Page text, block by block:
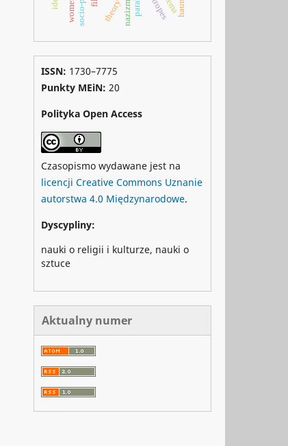
nazizm
ISSN: 1730–7775
Punkty MEiN: 20
Polityka Open Access
Czasopismo wydawane jest na
licencji Creative Commons Uznanie
autorstwa 4.0 Międzynarodowe.
Dyscypliny:
nauki o religii i kulturze, nauki o
sztuce
Aktualny numer